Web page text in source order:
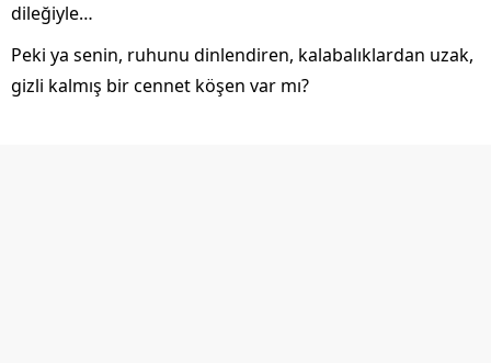
dileğiyle…
Peki ya senin, ruhunu dinlendiren, kalabalıklardan uzak,
gizli kalmış bir cennet köşen var mı?